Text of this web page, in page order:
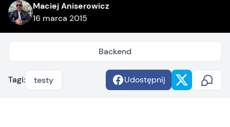
Maciej Aniserowicz
16 marca 2015
Backend
Tagi: testy Udostępnij